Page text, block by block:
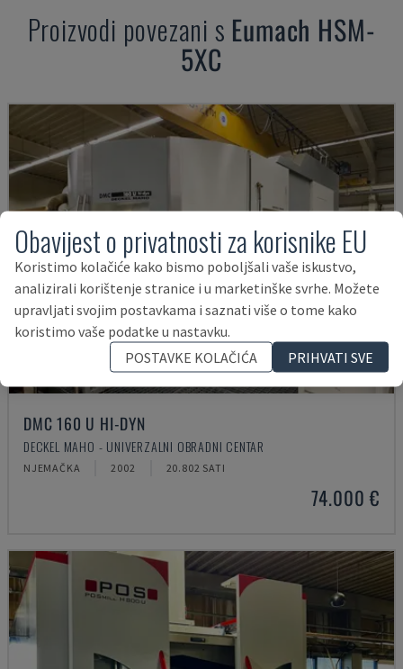
Proizvodi povezani s Eumach HSM-
5XC
DMC 160 U HI-DYN
DECKEL MAHO - UNIVERZALNI OBRADNI CENTAR
NJEMAČKA 2002 20.802 SATI
74.000 €
Obavijest o privatnosti za korisnike EU
Koristimo kolačiće kako bismo poboljšali vaše iskustvo,
analizirali korištenje stranice i u marketinške svrhe. Možete
upravljati svojim postavkama i saznati više o tome kako
koristimo vaše podatke u nastavku.
POSTAVKE KOLAČIĆA
PRIHVATI SVE